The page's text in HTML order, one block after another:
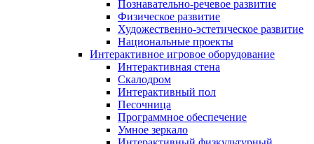
Познавательно-речевое развитие
Физическое развитие
Художественно-эстетическое развитие
Национальные проекты
Интерактивное игровое оборудование
Интерактивная стена
Скалодром
Интерактивный пол
Песочница
Программное обеспечение
Умное зеркало